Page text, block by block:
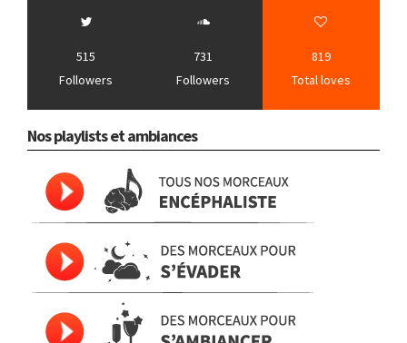
515
Followers
731
Followers
819
Total loves
Nos playlists et ambiances